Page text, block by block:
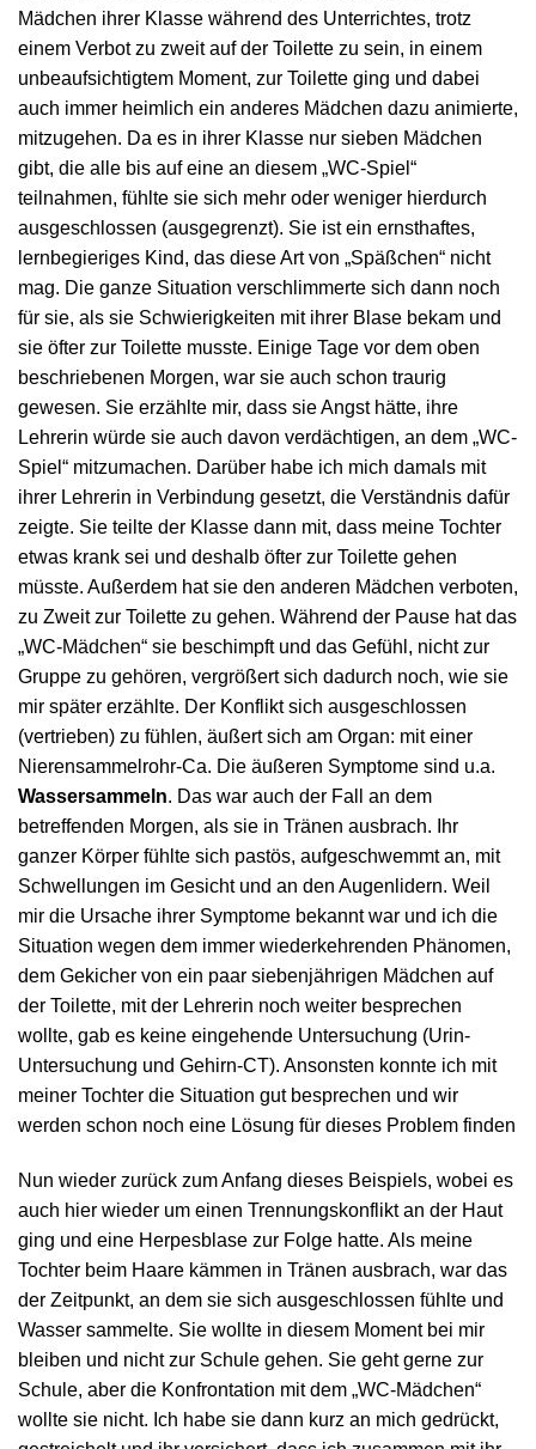
Mädchen ihrer Klasse während des Unterrichtes, trotz
einem Verbot zu zweit auf der Toilette zu sein, in einem
unbeaufsichtigtem Moment, zur Toilette ging und dabei
auch immer heimlich ein anderes Mädchen dazu animierte,
mitzugehen. Da es in ihrer Klasse nur sieben Mädchen
gibt, die alle bis auf eine an diesem „WC-Spiel“
teilnahmen, fühlte sie sich mehr oder weniger hierdurch
ausgeschlossen (ausgegrenzt). Sie ist ein ernsthaftes,
lernbegieriges Kind, das diese Art von „Späßchen“ nicht
mag. Die ganze Situation verschlimmerte sich dann noch
für sie, als sie Schwierigkeiten mit ihrer Blase bekam und
sie öfter zur Toilette musste. Einige Tage vor dem oben
beschriebenen Morgen, war sie auch schon traurig
gewesen. Sie erzählte mir, dass sie Angst hätte, ihre
Lehrerin würde sie auch davon verdächtigen, an dem „WC-
Spiel“ mitzumachen. Darüber habe ich mich damals mit
ihrer Lehrerin in Verbindung gesetzt, die Verständnis dafür
zeigte. Sie teilte der Klasse dann mit, dass meine Tochter
etwas krank sei und deshalb öfter zur Toilette gehen
müsste. Außerdem hat sie den anderen Mädchen verboten,
zu Zweit zur Toilette zu gehen. Während der Pause hat das
„WC-Mädchen“ sie beschimpft und das Gefühl, nicht zur
Gruppe zu gehören, vergrößert sich dadurch noch, wie sie
mir später erzählte. Der Konflikt sich ausgeschlossen
(vertrieben) zu fühlen, äußert sich am Organ: mit einer
Nierensammelrohr-Ca. Die äußeren Symptome sind u.a.
Wassersammeln. Das war auch der Fall an dem
betreffenden Morgen, als sie in Tränen ausbrach. Ihr
ganzer Körper fühlte sich pastös, aufgeschwemmt an, mit
Schwellungen im Gesicht und an den Augenlidern. Weil
mir die Ursache ihrer Symptome bekannt war und ich die
Situation wegen dem immer wiederkehrenden Phänomen,
dem Gekicher von ein paar siebenjährigen Mädchen auf
der Toilette, mit der Lehrerin noch weiter besprechen
wollte, gab es keine eingehende Untersuchung (Urin-
Untersuchung und Gehirn-CT). Ansonsten konnte ich mit
meiner Tochter die Situation gut besprechen und wir
werden schon noch eine Lösung für dieses Problem finden
Nun wieder zurück zum Anfang dieses Beispiels, wobei es
auch hier wieder um einen Trennungskonflikt an der Haut
ging und eine Herpesblase zur Folge hatte. Als meine
Tochter beim Haare kämmen in Tränen ausbrach, war das
der Zeitpunkt, an dem sie sich ausgeschlossen fühlte und
Wasser sammelte. Sie wollte in diesem Moment bei mir
bleiben und nicht zur Schule gehen. Sie geht gerne zur
Schule, aber die Konfrontation mit dem „WC-Mädchen“
wollte sie nicht. Ich habe sie dann kurz an mich gedrückt,